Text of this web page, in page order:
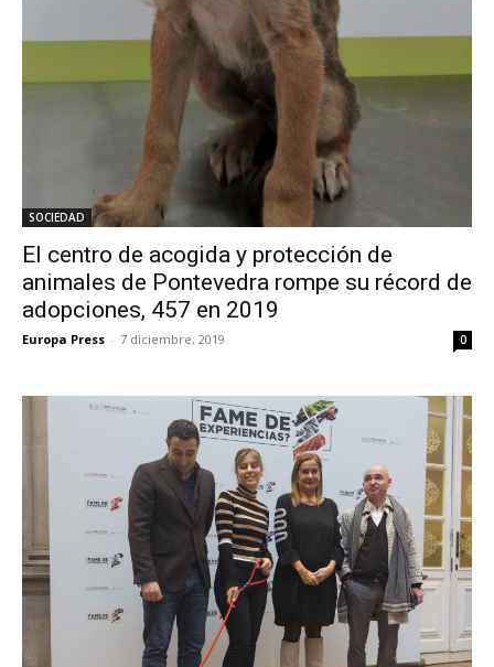
SOCIEDAD
El centro de acogida y protección de
animales de Pontevedra rompe su récord de
adopciones, 457 en 2019
Europa Press - 7 diciembre, 2019 0